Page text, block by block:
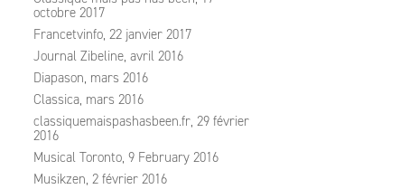
octobre 2017
Francetvinfo, 22 janvier 2017
Journal Zibeline, avril 2016
Diapason, mars 2016
Classica, mars 2016
classiquemaispashasbeen.fr, 29 février
2016
Musical Toronto, 9 February 2016
Musikzen, 2 février 2016